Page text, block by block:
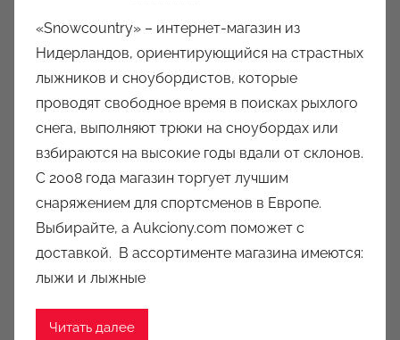
т
о
р
о
м
a
u
k
c
«Snowcountry» – интернет-магазин из
Нидерландов, ориентирующийся на страстных
лыжников и сноубордистов, которые
проводят свободное время в поисках рыхлого
снега, выполняют трюки на сноубордах или
взбираются на высокие годы вдали от склонов.
С 2008 года магазин торгует лучшим
снаряжением для спортсменов в Европе.
Выбирайте, а Aukciony.com поможет с
доставкой. В ассортименте магазина имеются:
лыжи и лыжные
Читать далее